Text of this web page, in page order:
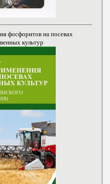
фосфоритов на посевах
культур